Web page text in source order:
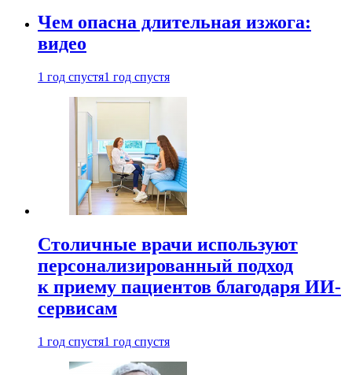
Чем опасна длительная изжога:
видео
1 год спустя1 год спустя
Столичные врачи используют
персонализированный подход
к приему пациентов благодаря ИИ-
сервисам
1 год спустя1 год спустя